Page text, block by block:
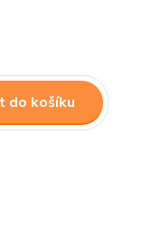
do košíku